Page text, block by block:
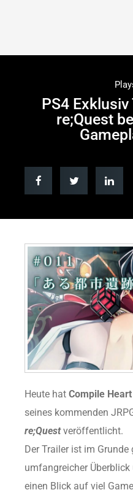
PS4 Exklusiv
re;Quest
Heute hat Compile Heart
seines kommenden
re;Questveröffentlicht.
Der Trailer ist im
umfangreicher
einen Blick auf viel